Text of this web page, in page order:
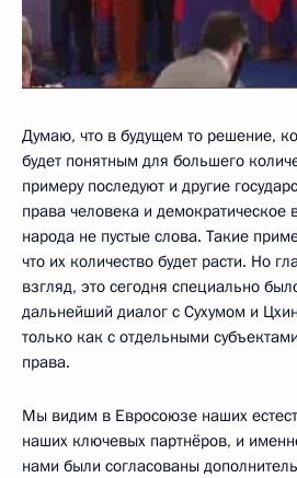
Думаю, что в будущем то решение,
будет понятным для большего
примеру последуют и другие
права человека и демократическое
народа не пустые слова. Такие
что их количество будет расти. Но
взгляд, это сегодня специально
дальнейший диалог с Сухумом и
только как с отдельными
права.
Мы видим в Евросоюзе наших
наших ключевых партнёров, и
нами были согласованы